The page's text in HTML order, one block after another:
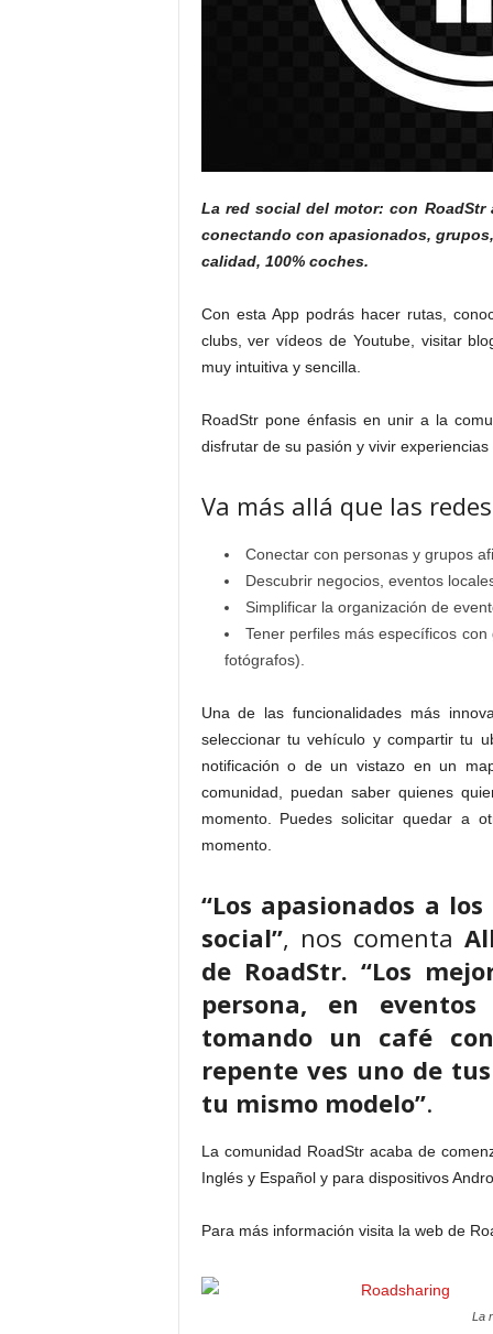
La red social del motor: con
conectando con apasionados,
calidad, 100% coches.
Con esta App podrás hacer rutas,
clubs, ver vídeos de Youtube, visitar
muy intuitiva y sencilla.
RoadStr pone énfasis en unir a la
disfrutar de su pasión y vivir
Va más allá que las
Conectar con personas y grupos
Descubrir negocios, eventos
Simplificar la organización de
Tener perfiles más específicos
fotógrafos).
Una de las funcionalidades más
seleccionar tu vehículo y compartir tu
notificación o de un vistazo en un
comunidad, puedan saber quienes
momento. Puedes solicitar quedar a
momento.
“Los apasionados a
social”, nos comenta
de RoadStr. “Los
persona, en
tomando un café
repente ves uno de
tu mismo modelo”.
La comunidad RoadStr acaba de
Inglés y Español y para dispositivos
Para más información visita la web de
La